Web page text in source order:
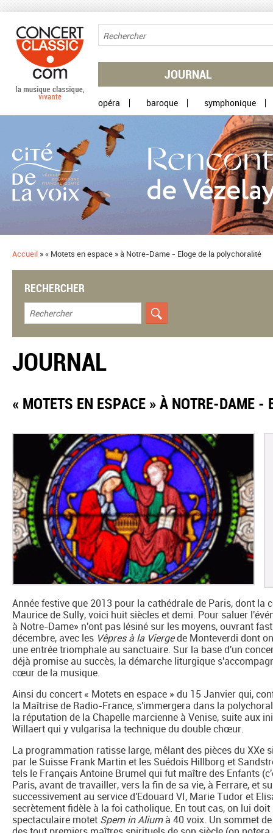
JOURNAL
opéra baroque symphonique
Accueil »« Motets en espace » à Notre-Dame - Eloge de la polychoralité
RECHERCHER
JOURNAL
« MOTETS EN ESPACE » À NOTRE-DAME -
Année festive que 2013 pour la cathédrale de Paris, dont la
Maurice de Sully, voici huit siècles et demi. Pour saluer
à Notre-Dame» n'ont pas lésiné sur les moyens, ouvrant
décembre, avec les Vêpres à la Viergede Monteverdi dont
une entrée triomphale au sanctuaire. Sur la base d'un
déjà promise au succès, la démarche liturgique
cœur de la musique.
Ainsi du concert « Motets en espace » du 15 Janvier qui,
la Maîtrise de Radio-France, s'immergera dans la
la réputation de la Chapelle marcienne à Venise, suite aux
Willaert qui y vulgarisa la technique du double chœur.
La programmation ratisse large, mêlant des pièces du XXe
par le Suisse Frank Martin et les Suédois Hillborg et
tels le Français Antoine Brumel qui fut maître des Enfants
Paris, avant de travailler, vers la fin de sa vie, à Ferrare, et
successivement au service d'Edouard VI, Marie Tudor et
secrètement fidèle à la foi catholique. En tout cas, on lui
spectaculaire motet Spem in Aliumà 40 voix. Un sommet